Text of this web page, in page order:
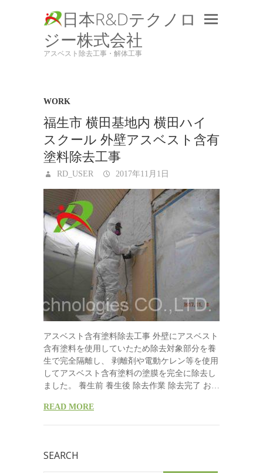
日本R&Dテクノロ
ジー株式会社
アスベスト除去工事・解体工事
WORK
福生市 横田基地内 横田ハイ
スクール 外壁アスベスト含有
塗料除去工事
RD_USER 2017年11月1日
アスベスト含有塗料除去工事 外壁にアスベスト
含有塗料を使用していたため除去対象部分を養
生で完全隔離し、 剥離剤や電動ケレン等を使用
してアスベスト含有塗料の塗膜を完全に除去し
ました。 養生前 養生後 除去作業 除去完了 お…
READ MORE
SEARCH